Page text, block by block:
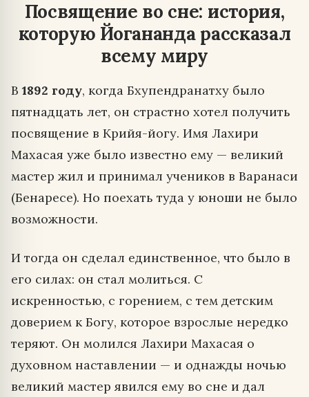
Посвящение во сне: история,
которую Йогананда рассказал
всему миру
В 1892 году, когда Бхупендранатху было
пятнадцать лет, он страстно хотел получить
посвящение в Крийя-йогу. Имя Лахири
Махасая уже было известно ему — великий
мастер жил и принимал учеников в Варанаси
(Бенаресе). Но поехать туда у юноши не было
возможности.
И тогда он сделал единственное, что было в
его силах: он стал молиться. С
искренностью, с горением, с тем детским
доверием к Богу, которое взрослые нередко
теряют. Он молился Лахири Махасая о
духовном наставлении — и однажды ночью
великий мастер явился ему во сне и дал